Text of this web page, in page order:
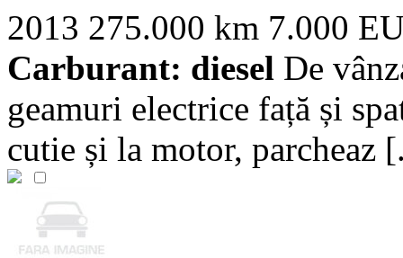
2013 275.000 km 7.000
Carburant: diesel De
geamuri electrice față și
cutie și la motor, parcheaz